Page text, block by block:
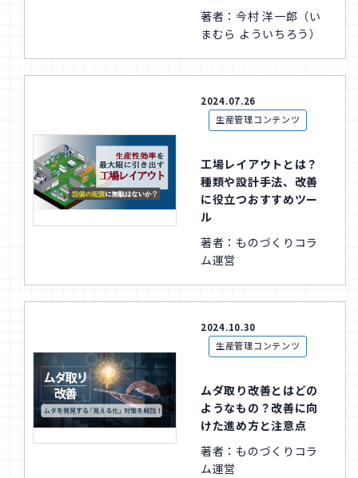
著者：今村 洋一郎（い
まむら よういちろう）
2024.07.26
生産管理コンテンツ
工場レイアウトとは？
種類や設計手法、改善
に役立つおすすめツー
ル
著者：ものづくりコラ
ム運営
2024.10.30
生産管理コンテンツ
ムダ取り改善とはどの
ようなもの？改善に向
けた進め方と注意点
著者：ものづくりコラ
ム運営